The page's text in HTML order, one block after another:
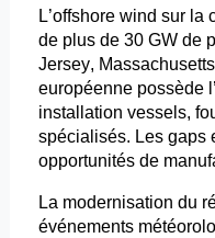
L’offshore wind sur la
de plus de 30 GW de
Jersey,
européenne possède
installation vessels,
spécialisés. Les gaps
opportunités de
La modernisation du
événements